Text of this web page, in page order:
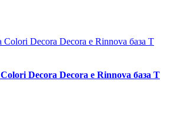
Decora Decora e Rinnova база T